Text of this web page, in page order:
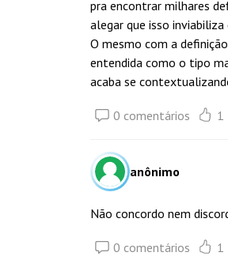
pra encontrar milhares
alegar que isso
O mesmo com a
entendida como o tipo
acaba se
0 comentários 1
anônimo
Não concordo nem
0 comentários 1